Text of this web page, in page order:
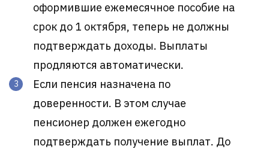
оформившие ежемесячное пособие на
срок до 1 октября, теперь не должны
подтверждать доходы. Выплаты
продляются автоматически.
Если пенсия назначена по
доверенности. В этом случае
пенсионер должен ежегодно
подтверждать получение выплат. До